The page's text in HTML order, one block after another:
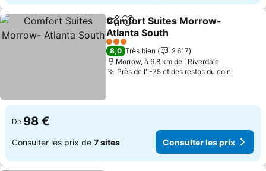
PartagerAjouter à mes favoris
Comfort Suites Morrow-
Atlanta South
3 Étoiles
8,0 Très bien
2 617
Morrow, à 6.8 km de : Riverdale
Près de l'I-75 et des restos du coin
De 98 €
Consulter les prix de 7 sites Consulter les prix